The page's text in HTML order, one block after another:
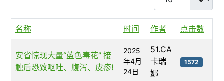
名称 时间 作者 点击数
安省惊现大量“蓝色毒花” 接
触后恐致呕吐、腹泻、皮疹!
2025
年4月
24日
51.CA
卡瑞
娜
1572